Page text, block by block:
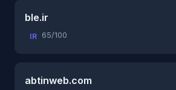
ble.ir
IR 65/100
abtinweb.com